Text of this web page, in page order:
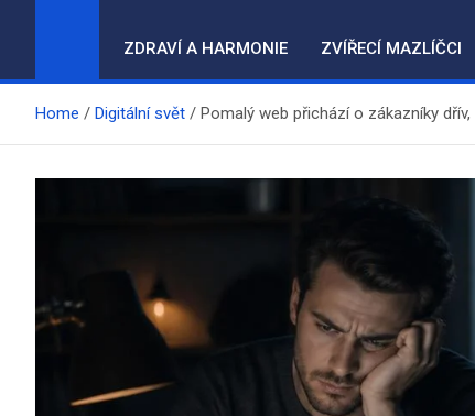
ZDRAVÍ A HARMONIE ZVÍŘECÍ MAZLÍČCI
Home Digitální svět Pomalý web přichází o zákazníky